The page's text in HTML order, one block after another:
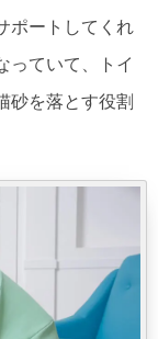
ポートしてくれ
っていて、トイ
砂を落とす役割